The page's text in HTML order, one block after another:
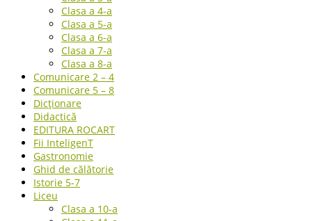
Clasa a 4-a
Clasa a 5-a
Clasa a 6-a
Clasa a 7-a
Clasa a 8-a
Comunicare 2 – 4
Comunicare 5 – 8
Dicționare
Didactică
EDITURA ROCART
Fii InteligenT
Gastronomie
Ghid de călătorie
Istorie 5-7
Liceu
Clasa a 10-a